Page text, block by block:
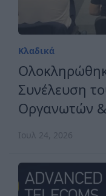
Κλαδικά
Συνέλευση
Οργανωτών
Εκθέσεων
Ιουλ 24, 2026